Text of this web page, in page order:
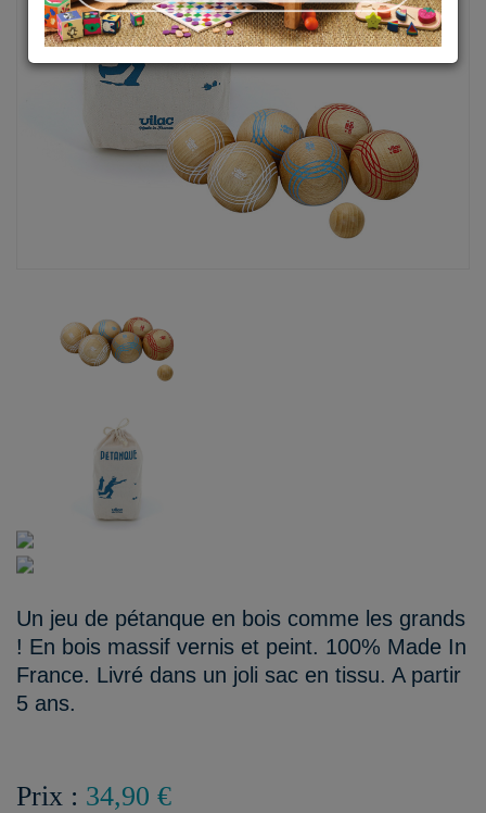
Un jeu de pétanque en bois comme les grands
! En bois massif vernis et peint. 100% Made In
France. Livré dans un joli sac en tissu. A partir
5 ans.
Prix : 34,90 €